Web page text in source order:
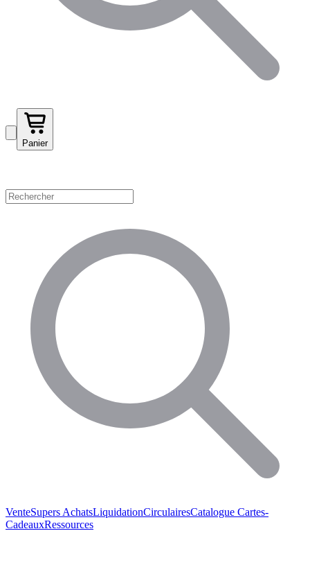
Panier
VenteSupers AchatsLiquidationCirculairesCatalogue Cartes-
CadeauxRessources